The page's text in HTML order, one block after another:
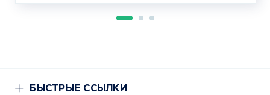
БЫСТРЫЕ ССЫЛКИ